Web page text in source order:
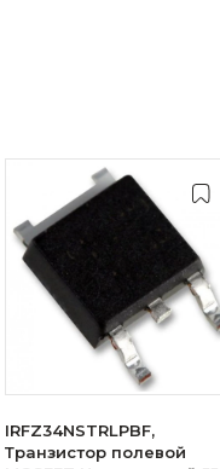
IRFZ34NSTRLPBF,
Транзистор полевой